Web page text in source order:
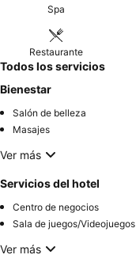
Spa
Restaurante
Todos los servicios
Bienestar
Salón de belleza
Masajes
Ver más
Servicios del hotel
Centro de negocios
Sala de juegos/Videojuegos
Ver más